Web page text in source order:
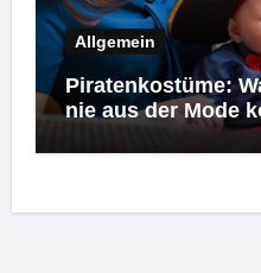
Allgemein
Piratenkostüme:
nie aus der Mode